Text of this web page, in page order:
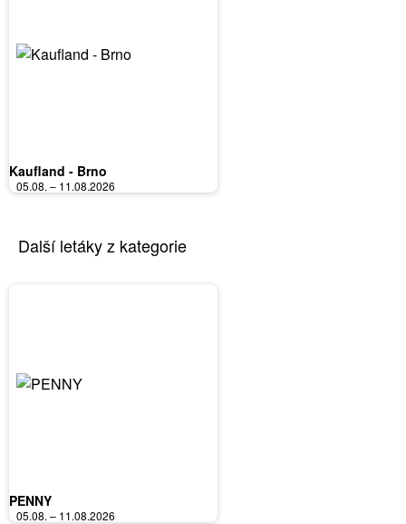
Kaufland - Brno
05.08. – 11.08.2026
Další letáky z kategorie
PENNY
05.08. – 11.08.2026